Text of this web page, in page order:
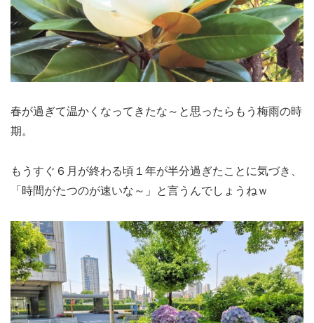
春が過ぎて温かくなってきたな～と思ったらもう梅雨の時
期。
もうすぐ６月が終わる頃１年が半分過ぎたことに気づき、
「時間がたつのが速いな～」と言うんでしょうねｗ